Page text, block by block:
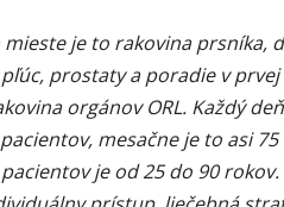
je to rakovina prsníka,
prostaty a poradie v
orgánov ORL. Každý
mesačne je to asi
pacientov je od 25 do 90